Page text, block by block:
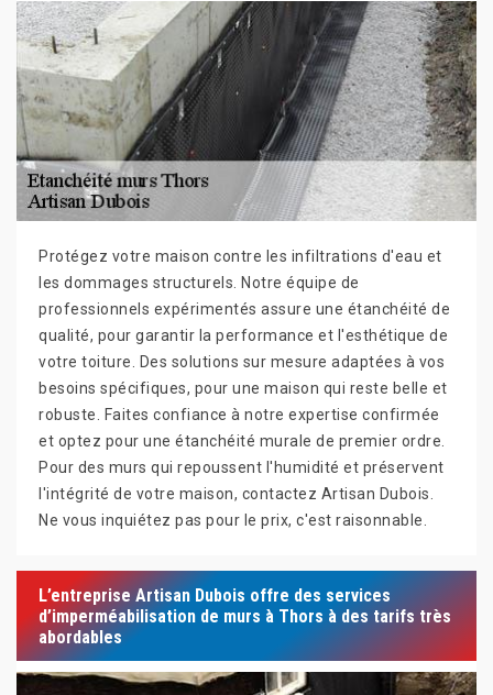
Protégez votre maison contre les infiltrations d'eau et
les dommages structurels. Notre équipe de
professionnels expérimentés assure une étanchéité de
qualité, pour garantir la performance et l'esthétique de
votre toiture. Des solutions sur mesure adaptées à vos
besoins spécifiques, pour une maison qui reste belle et
robuste. Faites confiance à notre expertise confirmée
et optez pour une étanchéité murale de premier ordre.
Pour des murs qui repoussent l'humidité et préservent
l'intégrité de votre maison, contactez Artisan Dubois.
Ne vous inquiétez pas pour le prix, c'est raisonnable.
L’entreprise Artisan Dubois offre des services
d’imperméabilisation de murs à Thors à des tarifs très
abordables